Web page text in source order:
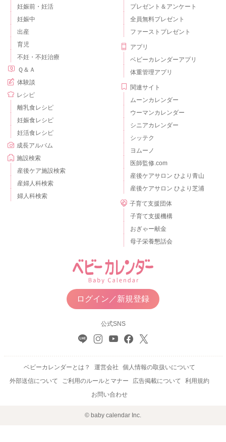
妊娠前・妊活
妊娠中
出産
育児
不妊・不妊治療
Ｑ＆Ａ
体験談
レシピ
離乳食レシピ
妊娠食レシピ
妊活食レシピ
成長アルバム
施設検索
産後ケア施設検索
産婦人科検索
婦人科検索
プレゼント＆アンケート
全員無料プレゼント
ファーストプレゼント
アプリ
ベビーカレンダーアプリ
体重管理アプリ
関連サイト
ムーンカレンダー
ウーマンカレンダー
シニアカレンダー
シッテク
ヨムーノ
医師監修.com
産後ケアサロン ひより青山
産後ケアサロン ひより芝浦
子育て支援団体
子育て支援機構
おぎゃー献金
母子栄養懇話会
ログイン／新規登録
公式SNS
ベビーカレンダーとは？ 運営会社
個人情報の取扱いについて
外部送信について
ご利用のルールとマナー 広告掲載について
利用規約
お問い合わせ
© baby calendar Inc.